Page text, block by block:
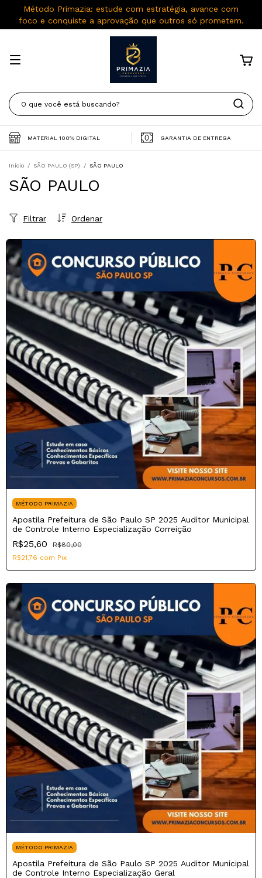
Método Primazia: estude com estratégia, avance com
foco e conquiste a aprovação que outros só prometem.
MATERIAL 100% DIGITAL GARANTIA DE ENTREGA
Início / SÃO PAULO (SP) / SÃO PAULO
SÃO PAULO
Ordenar
Filtrar
MÉTODO PRIMAZIA
Apostila Prefeitura de São Paulo SP 2025 Auditor Municipal
de Controle Interno Especialização Correição
R$25,60
R$80,00
R$21,76 com Pix
MÉTODO PRIMAZIA
Apostila Prefeitura de São Paulo SP 2025 Auditor Municipal
de Controle Interno Especialização Geral